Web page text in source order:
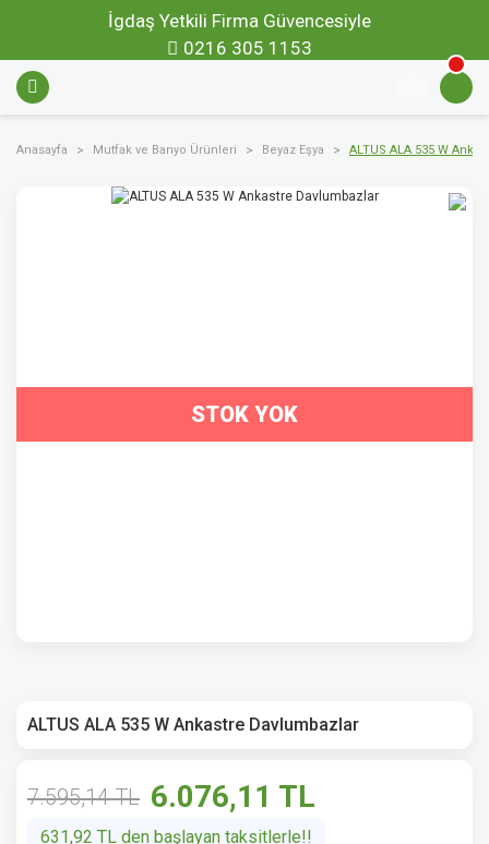
İgdaş Yetkili Firma Güvencesiyle
0216 305 1153
Anasayfa Mutfak ve Banyo Ürünleri Beyaz Eşya ALTUS ALA 535 W
STOK YOK
ALTUS ALA 535 W Ankastre Davlumbazlar
7.595,14 TL 6.076,11 TL
631,92 TL den başlayan taksitlerle!!